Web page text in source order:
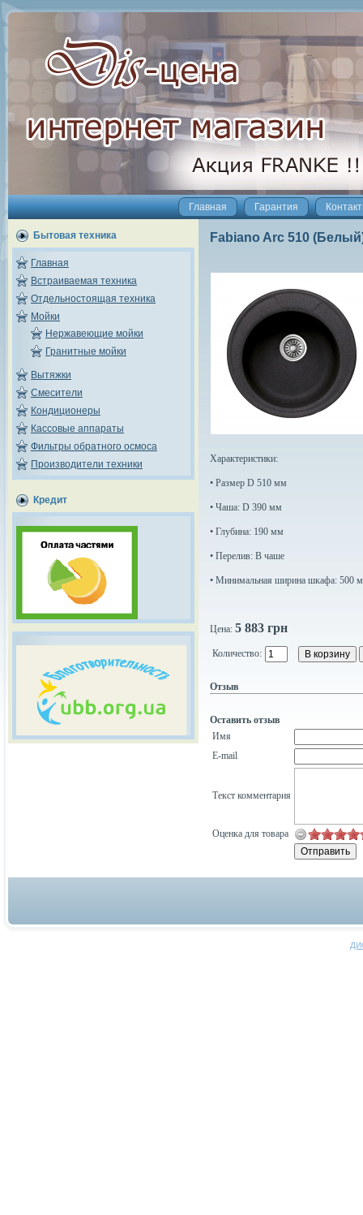
Главная Гарантия
Бытовая техника
Главная
Встраиваемая техника
Отдельностоящая техника
Мойки
Нержавеющие мойки
Гранитные мойки
Вытяжки
Смесители
Кондиционеры
Кассовые аппараты
Фильтры обратного осмоса
Производители техники
Кредит
Fabiano Arc 510
Характеристики:
• Размер D 510 мм
• Чаша: D 390 мм
• Глубина: 190 мм
• Перелив: В чаше
• Минимальная ширина шкафа: 500
Цена: 5 883 грн
Количество:
Отзыв
Оставить отзыв
Имя
E-mail
Текст комментария
Оценка для товара